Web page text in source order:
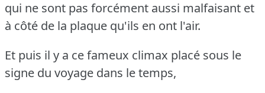
qui ne sont pas forcément aussi malfaisant et
à côté de la plaque qu'ils en ont l'air.
Et puis il y a ce fameux climax placé sous le
signe du voyage dans le temps,